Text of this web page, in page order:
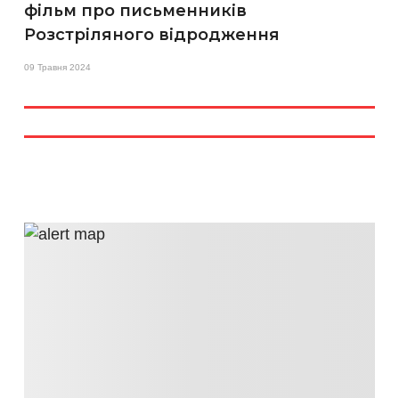
фільм про письменників
Розстріляного відродження
09 Травня 2024